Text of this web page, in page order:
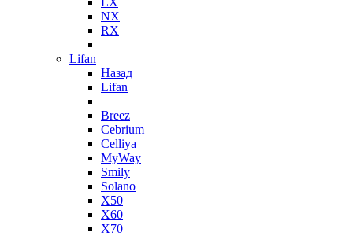
NX
RX
Lifan
Назад
Lifan
Breez
Cebrium
Celliya
MyWay
Smily
Solano
X50
X60
X70